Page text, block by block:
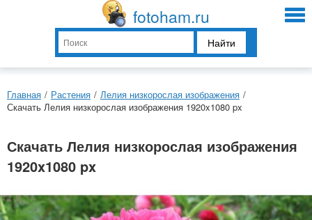
fotoham.ru
Найти
Главная / Растения / Лелия низкорослая изображения /
Скачать Лелия низкорослая изображения 1920x1080 px
Скачать Лелия низкорослая изображения
1920x1080 px